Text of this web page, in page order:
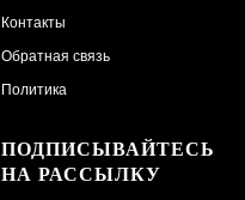
Контакты
Обратная связь
Политика
ПОДПИСЫВАЙТЕСЬ
НА РАССЫЛКУ